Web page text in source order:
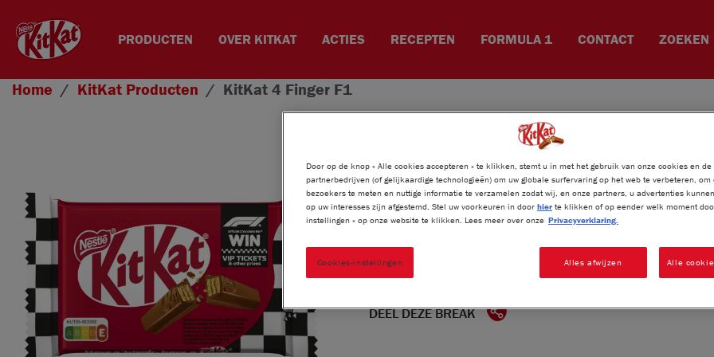
PRODUCTEN OVER KITKAT ACTIES RECEPTEN FORMULA 1 CONTACT ZOEKEN
Home KitKat Producten KitKat 4 Finger F1
KITKAT®4 FINGER F1
Maak kans op F1 PADDOCK CLUB™ TICKETS voor
Zandvoort. Koop deze actieverpakking in je lokale
QR-code op de achterkant van de
gegevens in en maak kans op een unieke trip
DEEL DEZE BREAK
Door op de knop « Alle cookies accepteren » te klikken, stemt u in met het gebruik van onze cookies en
partnerbedrijven (of gelijkaardige technologieën) om uw globale surfervaring op het web te verbeteren, om
bezoekers te meten en nuttige informatie te verzamelen zodat wij, en onze partners, u advertenties
op uw interesses zijn afgestemd. Stel uw voorkeuren in door hier te klikken of op eender welk moment
instellingen » op onze website te klikken. Lees meer over onze Privacyverklaring.
Alles afwijzen Alle
Cookies-instellingen